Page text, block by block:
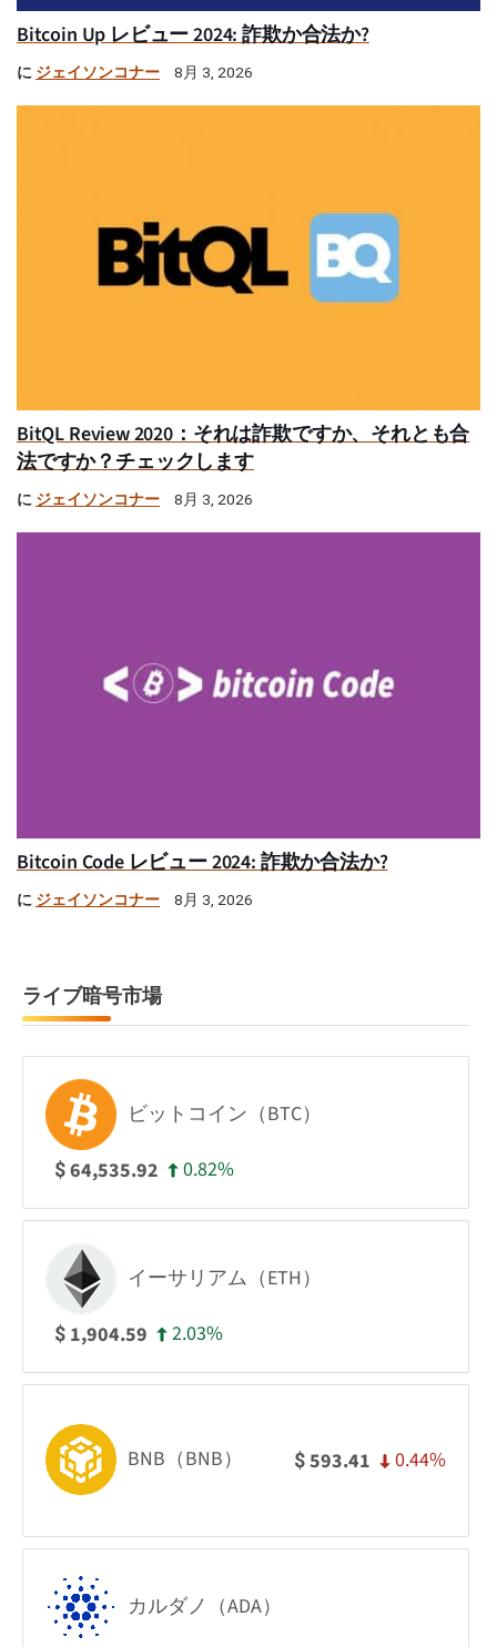
Bitcoin Up レビュー 2024: 詐欺か合法か?
に ジェイソンコナー 8月 3, 2026
BitQL Review 2020：それは詐欺ですか、それとも合
法ですか？チェックします
に ジェイソンコナー 8月 3, 2026
Bitcoin Code レビュー 2024: 詐欺か合法か?
に ジェイソンコナー 8月 3, 2026
ライブ暗号市場
ビットコイン（BTC）
$64,535.92 0.82%
イーサリアム（ETH）
$ 1,904.59 2.03%
BNB（BNB） $593.41 0.44%
カルダノ（ADA）